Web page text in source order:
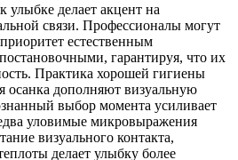
делает акцент на
связи. Профессионалы могут
естественным
гарантируя, что их
Практика хорошей гигиены
осанка дополняют визуальную
выбор момента усиливает
уловимые микровыражения
визуального контакта,
делает улыбку более